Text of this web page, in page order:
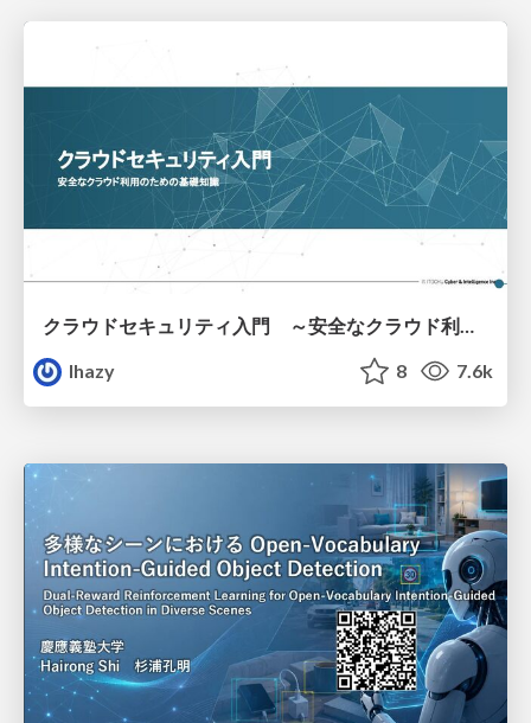
クラウドセキュリティ入門 ～安全なクラウド利用のための基礎知識～
lhazy
8 7.6k